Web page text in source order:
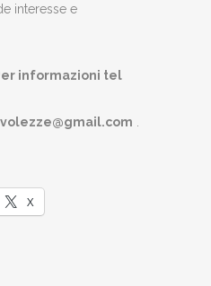
interesse e
informazioni tel
X